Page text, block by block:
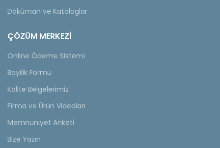
Döküman ve Kataloglar
ÇÖZÜM MERKEZİ
Online Ödeme Sistemi
Bayilik Formu
Kalite Belgelerimiz
Firma ve Ürün Videoları
Memnuniyet Anketi
Bize Yazın